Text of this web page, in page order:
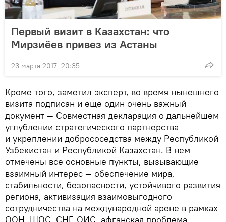
Первый визит в Казахстан: что
Мирзиёев привез из Астаны
23 марта 2017, 20:35
Кроме того, заметил эксперт, во время нынешнего
визита подписан и еще один очень важный
документ — Совместная декларация о дальнейшем
углублении стратегического партнерства
и укреплении добрососедства между Республикой
Узбекистан и Республикой Казахстан. В нем
отмечены все основные пункты, вызывающие
взаимный интерес — обеспечение мира,
стабильности, безопасности, устойчивого развития
региона, активизация взаимовыгодного
сотрудничества на международной арене в рамках